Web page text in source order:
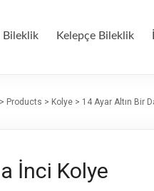
Bileklik Kelepçe Bileklik
> Products > Kolye > 14 Ayar Altın Bir
İnci Kolye